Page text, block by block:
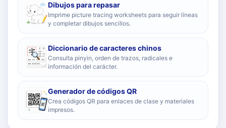
Dibujos para repasar
Imprime picture tracing worksheets para seguir líneas
y completar dibujos sencillos.
Diccionario de caracteres chinos
Consulta pinyin, orden de trazos, radicales e
información del carácter.
Generador de códigos QR
Crea códigos QR para enlaces de clase y materiales
impresos.